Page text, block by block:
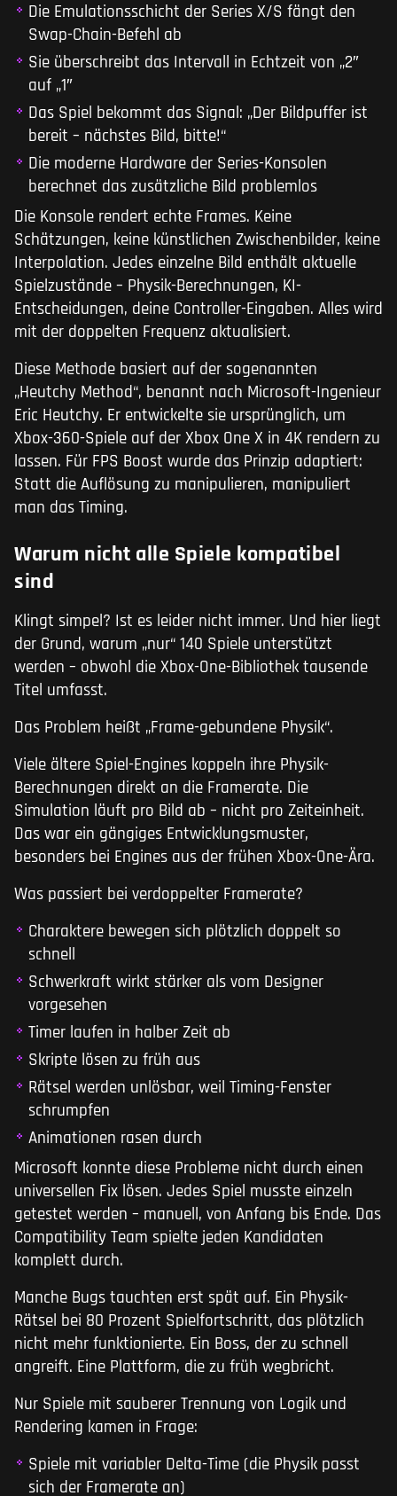
Die Emulationsschicht der Series X/S fängt den
Swap-Chain-Befehl ab
Sie überschreibt das Intervall in Echtzeit von „2″
auf „1″
Das Spiel bekommt das Signal: „Der Bildpuffer ist
bereit – nächstes Bild, bitte!“
Die moderne Hardware der Series-Konsolen
berechnet das zusätzliche Bild problemlos
Die Konsole rendert echte Frames. Keine
Schätzungen, keine künstlichen Zwischenbilder, keine
Interpolation. Jedes einzelne Bild enthält aktuelle
Spielzustände – Physik-Berechnungen, KI-
Entscheidungen, deine Controller-Eingaben. Alles wird
mit der doppelten Frequenz aktualisiert.
Diese Methode basiert auf der sogenannten
„Heutchy Method“, benannt nach Microsoft-Ingenieur
Eric Heutchy. Er entwickelte sie ursprünglich, um
Xbox-360-Spiele auf der Xbox One X in 4K rendern zu
lassen. Für FPS Boost wurde das Prinzip adaptiert:
Statt die Auflösung zu manipulieren, manipuliert
man das Timing.
Warum nicht alle Spiele kompatibel
sind
Klingt simpel? Ist es leider nicht immer. Und hier liegt
der Grund, warum „nur“ 140 Spiele unterstützt
werden – obwohl die Xbox-One-Bibliothek tausende
Titel umfasst.
Das Problem heißt „Frame-gebundene Physik“.
Viele ältere Spiel-Engines koppeln ihre Physik-
Berechnungen direkt an die Framerate. Die
Simulation läuft pro Bild ab – nicht pro Zeiteinheit.
Das war ein gängiges Entwicklungsmuster,
besonders bei Engines aus der frühen Xbox-One-Ära.
Was passiert bei verdoppelter Framerate?
Charaktere bewegen sich plötzlich doppelt so
schnell
Schwerkraft wirkt stärker als vom Designer
vorgesehen
Timer laufen in halber Zeit ab
Skripte lösen zu früh aus
Rätsel werden unlösbar, weil Timing-Fenster
schrumpfen
Animationen rasen durch
Microsoft konnte diese Probleme nicht durch einen
universellen Fix lösen. Jedes Spiel musste einzeln
getestet werden – manuell, von Anfang bis Ende. Das
Compatibility Team spielte jeden Kandidaten
komplett durch.
Manche Bugs tauchten erst spät auf. Ein Physik-
Rätsel bei 80 Prozent Spielfortschritt, das plötzlich
nicht mehr funktionierte. Ein Boss, der zu schnell
angreift. Eine Plattform, die zu früh wegbricht.
Nur Spiele mit sauberer Trennung von Logik und
Rendering kamen in Frage:
Spiele mit variabler Delta-Time (die Physik passt
sich der Framerate an)